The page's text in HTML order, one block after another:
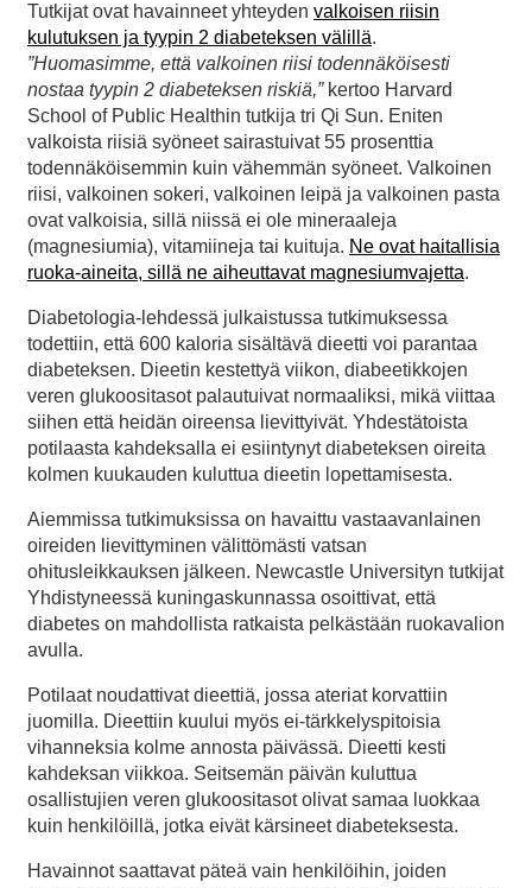
Tutkijat ovat havainneet yhteyden valkoisen riisin
kulutuksen ja tyypin 2 diabeteksen välillä.
”Huomasimme, että valkoinen riisi todennäköisesti
nostaa tyypin 2 diabeteksen riskiä,”kertoo Harvard
School of Public Healthin tutkija tri Qi Sun. Eniten
valkoista riisiä syöneet sairastuivat 55 prosenttia
todennäköisemmin kuin vähemmän syöneet. Valkoinen
riisi, valkoinen sokeri, valkoinen leipä ja valkoinen pasta
ovat valkoisia, sillä niissä ei ole mineraaleja
(magnesiumia), vitamiineja tai kuituja. Ne ovat haitallisia
ruoka-aineita, sillä ne aiheuttavat magnesiumvajetta.
Diabetologia-lehdessä julkaistussa tutkimuksessa
todettiin, että 600 kaloria sisältävä dieetti voi parantaa
diabeteksen. Dieetin kestettyä viikon, diabeetikkojen
veren glukoositasot palautuivat normaaliksi, mikä viittaa
siihen että heidän oireensa lievittyivät. Yhdestätoista
potilaasta kahdeksalla ei esiintynyt diabeteksen oireita
kolmen kuukauden kuluttua dieetin lopettamisesta.
Aiemmissa tutkimuksissa on havaittu vastaavanlainen
oireiden lievittyminen välittömästi vatsan
ohitusleikkauksen jälkeen. Newcastle Universityn tutkijat
Yhdistyneessä kuningaskunnassa osoittivat, että
diabetes on mahdollista ratkaista pelkästään ruokavalion
avulla.
Potilaat noudattivat dieettiä, jossa ateriat korvattiin
juomilla. Dieettiin kuului myös ei-tärkkelyspitoisia
vihanneksia kolme annosta päivässä. Dieetti kesti
kahdeksan viikkoa. Seitsemän päivän kuluttua
osallistujien veren glukoositasot olivat samaa luokkaa
kuin henkilöillä, jotka eivät kärsineet diabeteksesta.
Havainnot saattavat päteä vain henkilöihin, joiden